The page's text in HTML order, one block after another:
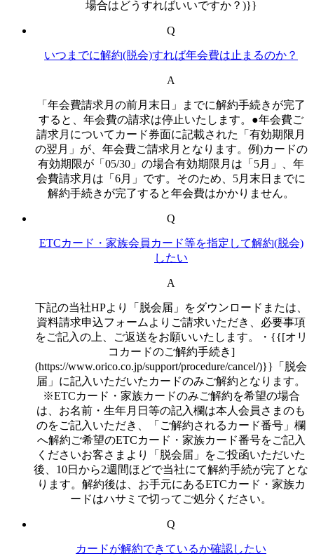
場合はどうすればいいですか？)}}
Q
いつまでに解約(脱会)すれば年会費は止まるのか？
A
「年会費請求月の前月末日」までに解約手続きが完了
すると、年会費の請求は停止いたします。●年会費ご
請求月についてカード券面に記載された「有効期限月
の翌月」が、年会費ご請求月となります。例)カードの
有効期限が「05/30」の場合有効期限月は「5月」、年
会費請求月は「6月」です。そのため、5月末日までに
解約手続きが完了すると年会費はかかりません。
Q
ETCカード・家族会員カード等を指定して解約(脱会)
したい
A
下記の当社HPより「脱会届」をダウンロードまたは、
資料請求申込フォームよりご請求いただき、必要事項
をご記入の上、ご返送をお願いいたします。・{{[オリ
コカードのご解約手続き]
(https://www.orico.co.jp/support/procedure/cancel/)}}「脱会
届」に記入いただいたカードのみご解約となります。
※ETCカード・家族カードのみご解約を希望の場合
は、お名前・生年月日等の記入欄は本人会員さまのも
のをご記入いただき、「ご解約されるカード番号」欄
へ解約ご希望のETCカード・家族カード番号をご記入
くださいお客さまより「脱会届」をご投函いただいた
後、10日から2週間ほどで当社にて解約手続が完了とな
ります。解約後は、お手元にあるETCカード・家族カ
ードはハサミで切ってご処分ください。
Q
カードが解約できているか確認したい